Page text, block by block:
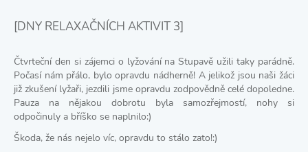
[DNY RELAXAČNÍCH AKTIVIT 3]
Čtvrteční den si zájemci o lyžování na Stupavě užili taky parádně.
Počasí nám přálo, bylo opravdu nádherně! A jelikož jsou naši žáci
již zkušení lyžaři, jezdili jsme opravdu zodpovědně celé dopoledne.
Pauza na nějakou dobrotu byla samozřejmostí, nohy si
odpočinuly a bříško se naplnilo:)
Škoda, že nás nejelo víc, opravdu to stálo zato!:)